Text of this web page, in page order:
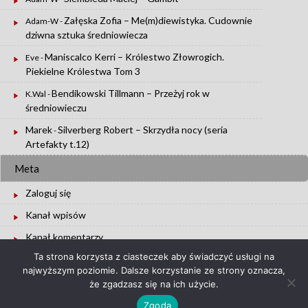
Adam-W- Załęska Zofia – Me(m)diewistyka. Cudownie
dziwna sztuka średniowiecza
Eve-Maniscalco Kerri – Królestwo Złowrogich.
Piekielne Królestwa Tom 3
K.Wal -Bendikowski Tillmann – Przeżyj rok w
średniowieczu
Marek-Silverberg Robert – Skrzydła nocy (seria
Artefakty t.12)
Meta
Zaloguj się
Kanał wpisów
Kanał komentarzy
WordPress.org
Bookeaters.pl |WordPress Theme :
Ta strona korzysta z ciasteczek aby świadczyć usługi na
najwyższym poziomie. Dalsze korzystanie ze strony oznacza,
że zgadzasz się na ich użycie.
Zgoda